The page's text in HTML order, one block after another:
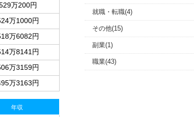
万200円
万1000円
万6082円
万8141円
万3159円
万3163円
年収
就職・転職(4)
その他(15)
副業(1)
職業(43)